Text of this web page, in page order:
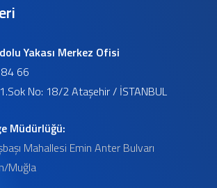
Yakası Merkez Ofisi
66
No: 18/2 Ataşehir / İSTANBUL
Müdürlüğü:
Mahallesi Emin Anter Bulvarı
Muğla